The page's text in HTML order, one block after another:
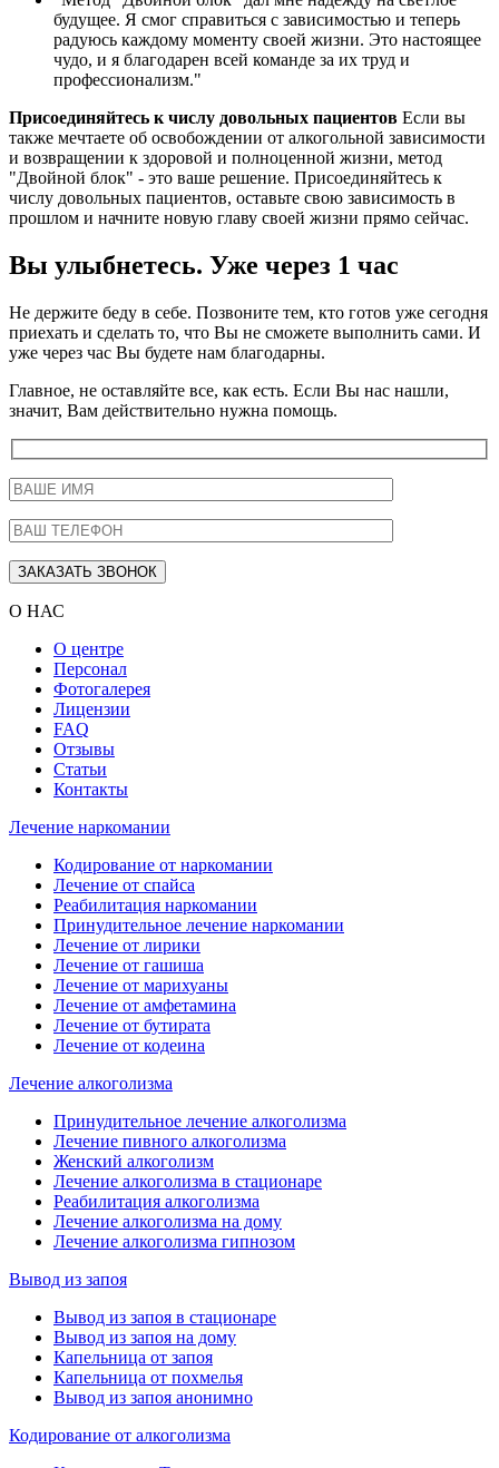
будущее. Я смог справиться с зависимостью и теперь
радуюсь каждому моменту своей жизни. Это настоящее
чудо, и я благодарен всей команде за их труд и
профессионализм."
Присоединяйтесь к числу довольных пациентов Если вы
также мечтаете об освобождении от алкогольной зависимости
и возвращении к здоровой и полноценной жизни, метод
"Двойной блок" - это ваше решение. Присоединяйтесь к
числу довольных пациентов, оставьте свою зависимость в
прошлом и начните новую главу своей жизни прямо сейчас.
Вы улыбнетесь. Уже через 1 час
Не держите беду в себе. Позвоните тем, кто готов уже сегодня
приехать и сделать то, что Вы не сможете выполнить сами. И
уже через час Вы будете нам благодарны.
Главное, не оставляйте все, как есть. Если Вы нас нашли,
значит, Вам действительно нужна помощь.
О НАС
О центре
Персонал
Фотогалерея
Лицензии
FAQ
Отзывы
Статьи
Контакты
Лечение наркомании
Кодирование от наркомании
Лечение от спайса
Реабилитация наркомании
Принудительное лечение наркомании
Лечение от лирики
Лечение от гашиша
Лечение от марихуаны
Лечение от амфетамина
Лечение от бутирата
Лечение от кодеина
Лечение алкоголизма
Принудительное лечение алкоголизма
Лечение пивного алкоголизма
Женский алкоголизм
Лечение алкоголизма в стационаре
Реабилитация алкоголизма
Лечение алкоголизма на дому
Лечение алкоголизма гипнозом
Вывод из запоя
Вывод из запоя в стационаре
Вывод из запоя на дому
Капельница от запоя
Капельница от похмелья
Вывод из запоя анонимно
Кодирование от алкоголизма